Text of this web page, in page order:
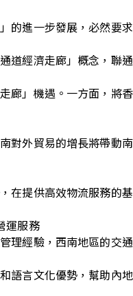
的進一步發展，必然
道經濟走廊」概念，聯
廊」機遇。一方面，將
對外貿易的增長將帶
在提供高效物流服務
運服務
理經驗，西南地區的
語言文化優勢，幫助